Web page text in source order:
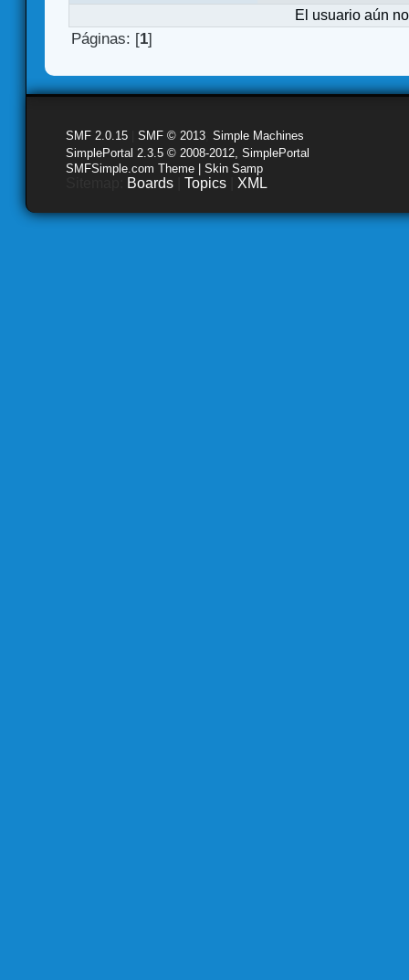
El usuario aún
Páginas: [1]
SMF 2.0.15 SMF © 2013 Simple Machines
SimplePortal 2.3.5 © 2008-2012, SimplePortal
SMFSimple.com Theme | Skin Samp
Boards Topics XML